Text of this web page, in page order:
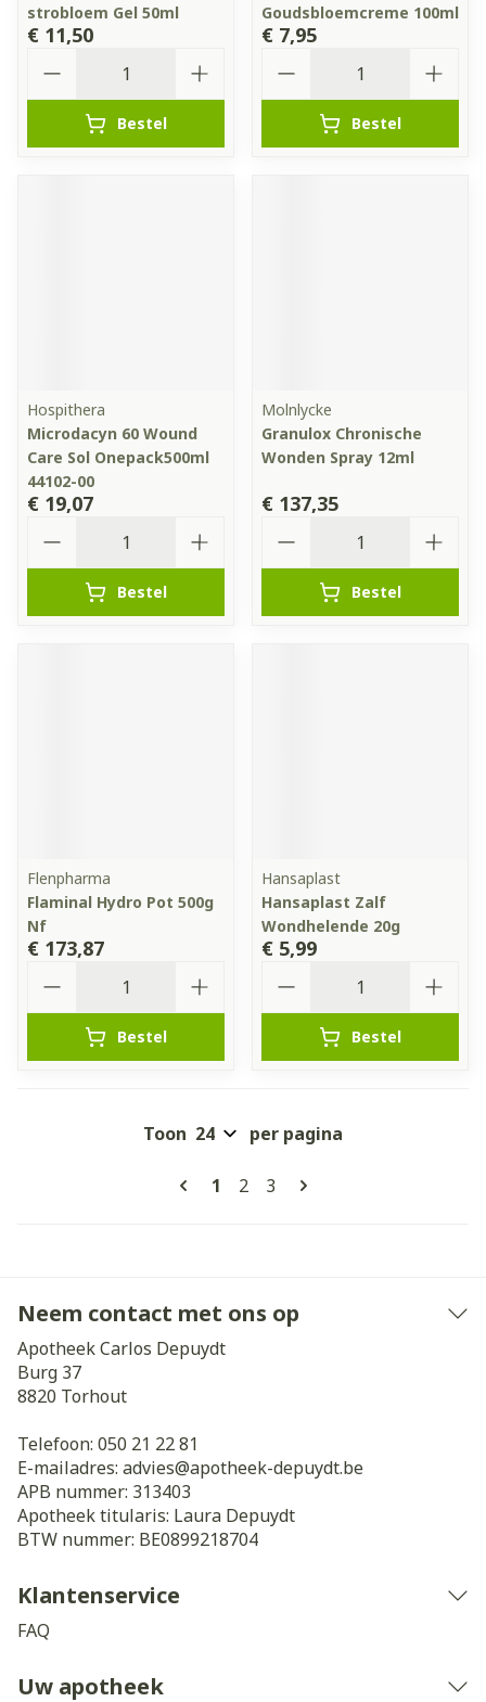
strobloem Gel 50ml
€ 11,50
Bestel
Goudsbloemcreme 100ml
€ 7,95
Bestel
Hospithera
Microdacyn 60 Wound
Care Sol Onepack500ml
44102-00
€ 19,07
Bestel
Molnlycke
Granulox Chronische
Wonden Spray 12ml
€ 137,35
Bestel
Flenpharma
Flaminal Hydro Pot 500g
Nf
€ 173,87
Bestel
Hansaplast
Hansaplast Zalf
Wondhelende 20g
€ 5,99
Bestel
Pagina's
U lees momenteel pagina
1 Pagina
2 Pagina
3
Toon per pagina
Neem contact met ons op
Apotheek Carlos Depuydt
Burg 37
8820 Torhout
Telefoon: 050 21 22 81
E-mailadres: advies@apotheek-depuydt.be
APB nummer: 313403
Apotheek titularis: Laura Depuydt
BTW nummer: BE0899218704
Klantenservice
FAQ
Uw apotheek